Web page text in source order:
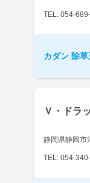
TEL: 054-
カダン 除
Ｖ・ドラ
静岡県静岡市
TEL: 054-